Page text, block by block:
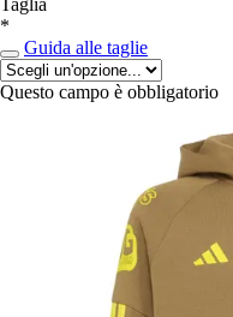
*
Guida alle taglie
Questo campo è obbligatorio